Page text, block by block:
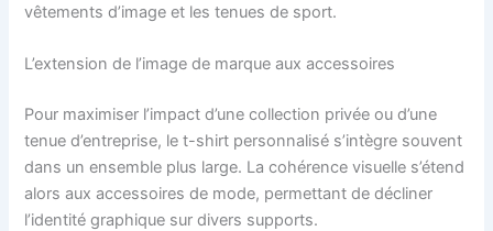
vêtements d’image et les tenues de sport.
L’extension de l’image de marque aux accessoires
Pour maximiser l’impact d’une collection privée ou d’une
tenue d’entreprise, le t-shirt personnalisé s’intègre souvent
dans un ensemble plus large. La cohérence visuelle s’étend
alors aux accessoires de mode, permettant de décliner
l’identité graphique sur divers supports.